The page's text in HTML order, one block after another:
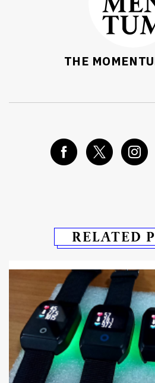
THE
RELATED